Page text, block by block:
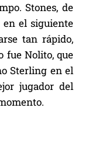
Stones, de
en el siguiente
tan rápido,
fue Nolito, que
Sterling en el
jugador del